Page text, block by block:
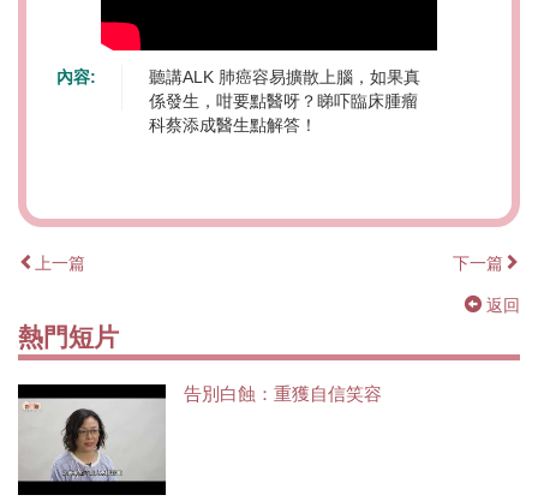
內容:
聽講ALK 肺癌容易擴散上腦，如果真
係發生，咁要點醫呀？睇吓臨床腫瘤
科蔡添成醫生點解答！
上一篇 下一篇
返回
熱門短片
告別白蝕：重獲自信笑容